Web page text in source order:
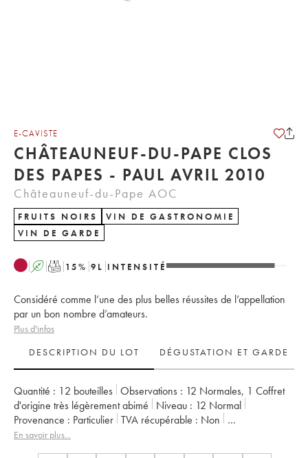
E-CAVISTE
CHÂTEAUNEUF-DU-PAPE CLOS
DES PAPES - PAUL AVRIL 2010
Châteauneuf-du-Pape AOC
FRUITS NOIRS
VIN DE GASTRONOMIE
VIN DE GARDE
A T 15% 9 L INTENSITÉ
Considéré comme l’une des plus belles réussites de l’appellation
par un bon nombre d’amateurs.
Plus d'infos
DESCRIPTION DU LOT
DÉGUSTATION ET GARDE
Quantité : 12 bouteilles Observations : 12 Normales, 1 Coffret
d'origine très légèrement abimé
Niveau : 12 Normal
Provenance : particulier TVA récupérable :
non
Région :
Vallée du Rhône
En savoir plus...